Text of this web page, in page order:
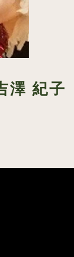
澤 紀子